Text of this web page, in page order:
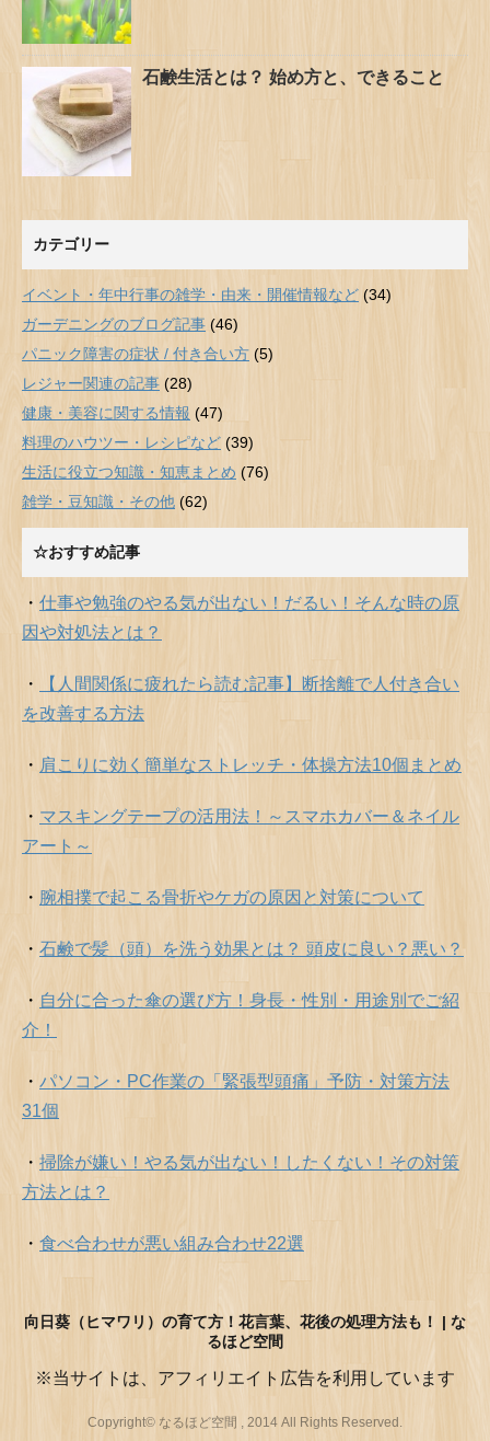
石鹸生活とは？ 始め方と、できること
カテゴリー
イベント・年中行事の雑学・由来・開催情報など (34)
ガーデニングのブログ記事 (46)
パニック障害の症状 / 付き合い方 (5)
レジャー関連の記事 (28)
健康・美容に関する情報 (47)
料理のハウツー・レシピなど (39)
生活に役立つ知識・知恵まとめ (76)
雑学・豆知識・その他 (62)
☆おすすめ記事
・ 仕事や勉強のやる気が出ない！だるい！そんな時の原
因や対処法とは？
・
【人間関係に疲れたら読む記事】断捨離で人付き合い
を改善する方法
・ 肩こりに効く簡単なストレッチ・体操方法10個まとめ
・ マスキングテープの活用法！～スマホカバー＆ネイル
アート～
・ 腕相撲で起こる骨折やケガの原因と対策について
・ 石鹸で髪（頭）を洗う効果とは？ 頭皮に良い？悪い？
・ 自分に合った傘の選び方！身長・性別・用途別でご紹
介！
・ パソコン・PC作業の「緊張型頭痛」予防・対策方法
31個
・ 掃除が嫌い！やる気が出ない！したくない！その対策
方法とは？
・ 食べ合わせが悪い組み合わせ22選
向日葵（ヒマワリ）の育て方！花言葉、花後の処理方法も！ | な
るほど空間
※当サイトは、アフィリエイト広告を利用しています
Copyright© なるほど空間 , 2014 All Rights Reserved.